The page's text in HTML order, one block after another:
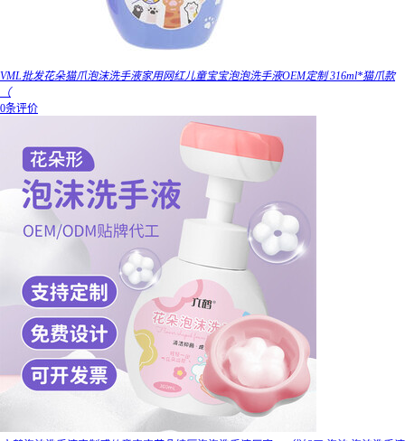
VML批发花朵猫爪泡沫洗手液家用网红儿童宝宝泡泡洗手液OEM定制 316ml*猫爪款
（
0条评价